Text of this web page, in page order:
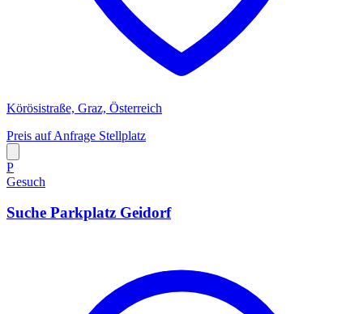
Körösistraße, Graz, Österreich
Preis auf Anfrage Stellplatz
P
Gesuch
Suche Parkplatz Geidorf